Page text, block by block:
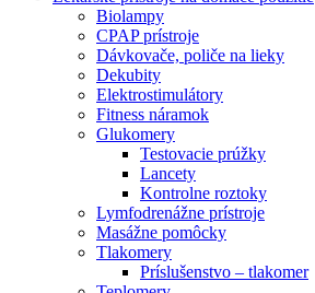
Biolampy
CPAP prístroje
Dávkovače, poliče na lieky
Dekubity
Elektrostimulátory
Fitness náramok
Glukomery
Testovacie prúžky
Lancety
Kontrolne roztoky
Lymfodrenážne prístroje
Masážne pomôcky
Tlakomery
Príslušenstvo – tlakomer